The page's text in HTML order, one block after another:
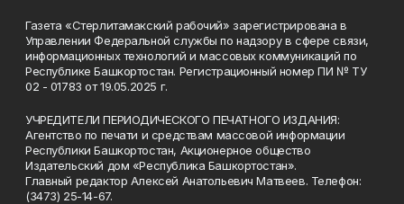
Газета «Стерлитамакский рабочий» зарегистрирована в
Управлении Федеральной службы по надзору в сфере связи,
информационных технологий и массовых коммуникаций по
Республике Башкортостан. Регистрационный номер ПИ № ТУ
02 - 01783 от 19.05.2025 г.
УЧРЕДИТЕЛИ ПЕРИОДИЧЕСКОГО ПЕЧАТНОГО ИЗДАНИЯ:
Агентство по печати и средствам массовой информации
Республики Башкортостан, Акционерное общество
Издательский дом «Республика Башкортостан».
Главный редактор Алексей Анатольевич Матвеев. Телефон:
(3473) 25-14-67.